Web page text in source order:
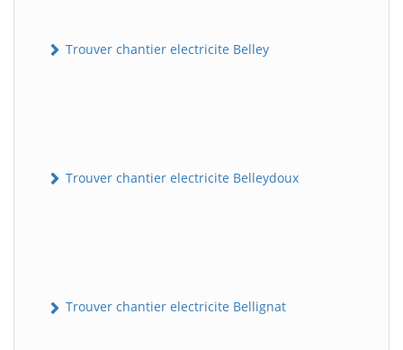
Trouver chantier electricite Belley
Trouver chantier electricite Belleydoux
Trouver chantier electricite Bellignat